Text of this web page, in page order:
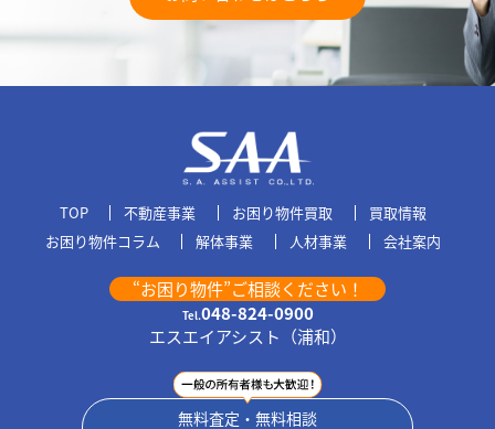
TOP 不動産事業 お困り物件買取
買取情報
お困り物件コラム
解体事業 人材事業 会社案内
“お困り物件”ご相談ください！
Tel.048-824-0900
エスエイアシスト（浦和）
無料査定・無料相談